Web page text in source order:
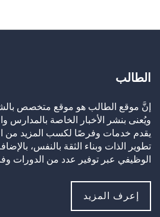
الطالب
إنَّ موقع الطالب هو موقع متخصص
ويُعنى بنشر الأخبار الخاصة بالمدارس
يقدم خدمات وفرصًا لكسب المزيد من
تطوير الذات وبناء الثقة بالنفس،
الوظيفي عبر توفير عدد من الدورات
إعرف المزيد